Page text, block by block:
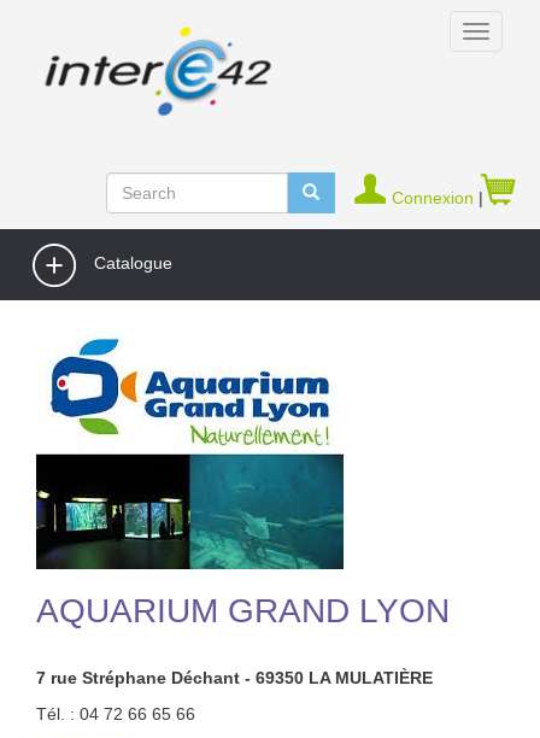
Connexion |
Catalogue
AQUARIUM GRAND LYON
7 rue Stréphane Déchant - 69350 LA MULATIÈRE
Tél. : 04 72 66 65 66